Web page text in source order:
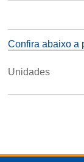
Confira abaixo a
Unidades